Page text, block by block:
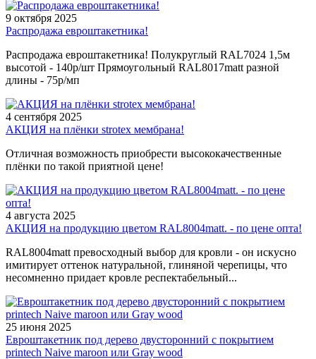
9 октября 2025
Распродажа евроштакетника!
Распродажа евроштакетника! Полукруглый RAL7024 1,5м
высотой - 140р/шт Прямоугольный RAL8017matt разной
длины - 75р/мп
4 сентября 2025
АКЦИЯ на плёнки strotex мембрана!
Отличная возможность приобрести высококачественные
плёнки по такой приятной цене!
4 августа 2025
АКЦИЯ на продукцию цветом RAL8004matt. - по цене опта!
RAL8004matt превосходный выбор для кровли - он искусно
имитирует оттенок натуральной, глиняной черепицы, что
несомненно придает кровле респектабельный...
25 июня 2025
Евроштакетник под дерево двусторонний с покрытием
printech Naive maroon или Gray wood